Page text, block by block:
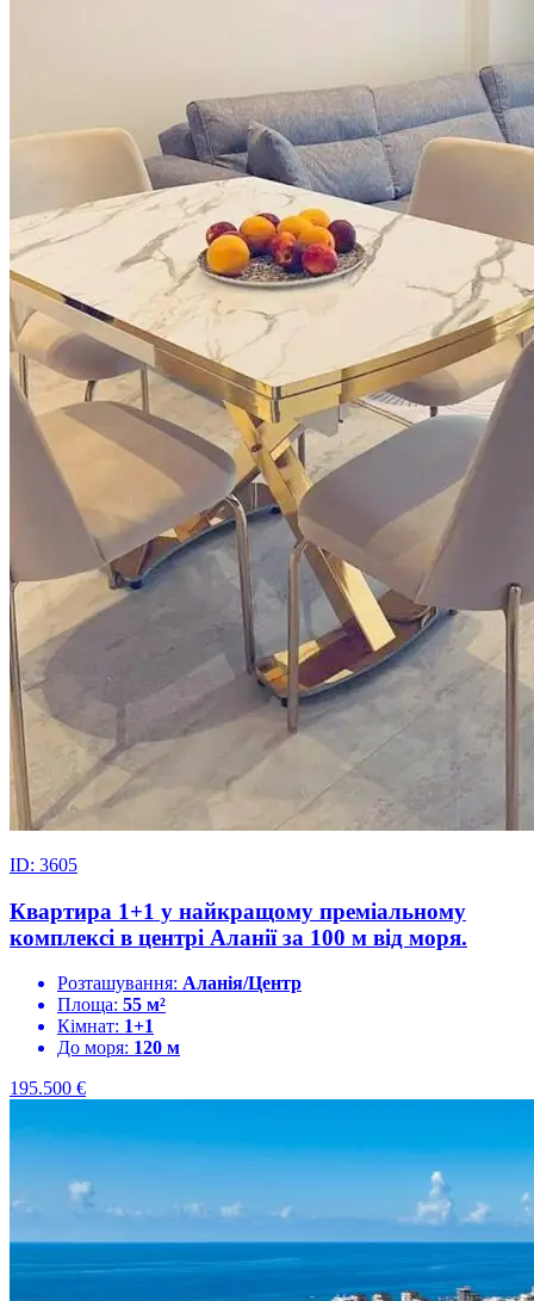
ID: 3605
Квартира 1+1 у найкращому преміальному
комплексі в центрі Аланії за 100 м від моря.
Розташування: Аланія/Центр
Площа: 55 м²
Кімнат: 1+1
До моря: 120 м
195.500 €